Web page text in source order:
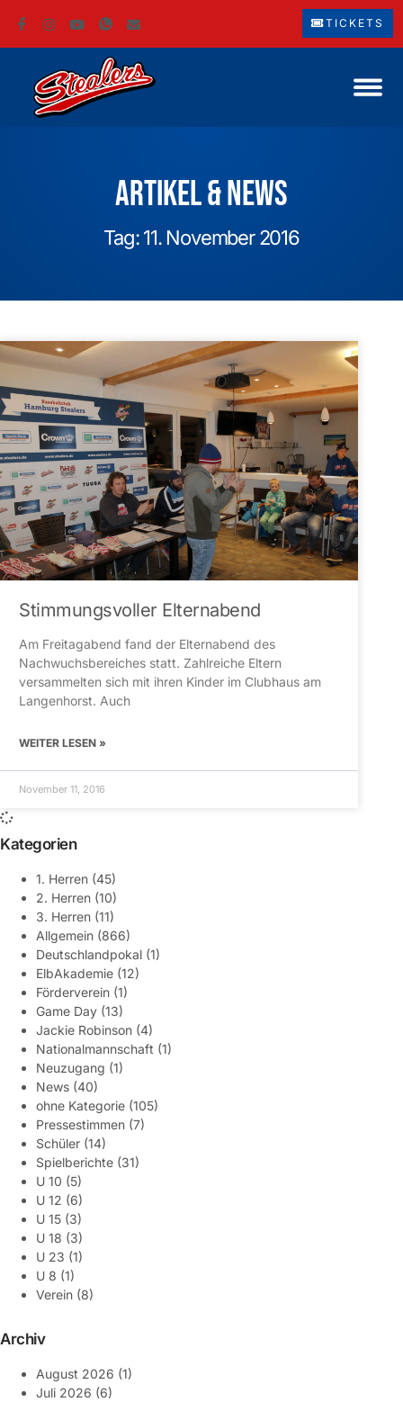
TICKETS
Artikel & News
Tag: 11. November 2016
Stimmungsvoller Elternabend
Am Freitagabend fand der Elternabend des
Nachwuchsbereiches statt. Zahlreiche Eltern
versammelten sich mit ihren Kinder im Clubhaus am
Langenhorst. Auch
WEITER LESEN »
November 11, 2016
Kategorien
1. Herren (45)
2. Herren (10)
3. Herren (11)
Allgemein (866)
Deutschlandpokal (1)
ElbAkademie (12)
Förderverein (1)
Game Day (13)
Jackie Robinson (4)
Nationalmannschaft (1)
Neuzugang (1)
News (40)
ohne Kategorie (105)
Pressestimmen (7)
Schüler (14)
Spielberichte (31)
U 10 (5)
U 12 (6)
U 15 (3)
U 18 (3)
U 23 (1)
U 8 (1)
Verein (8)
Archiv
August 2026 (1)
Juli 2026 (6)